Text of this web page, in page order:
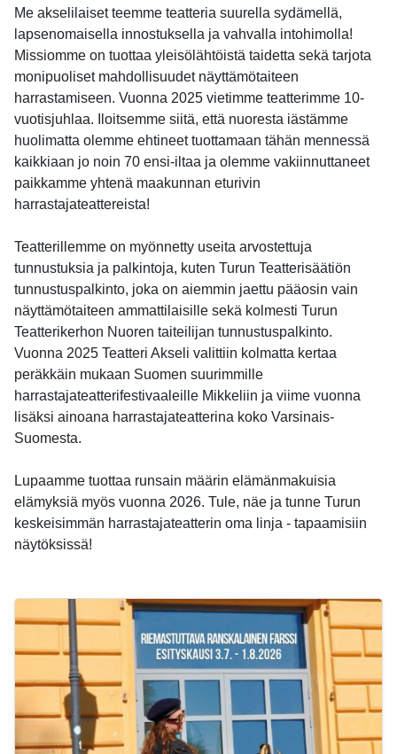
Me akselilaiset teemme teatteria suurella sydämellä,
lapsenomaisella innostuksella ja vahvalla intohimolla!
Missiomme on tuottaa yleisölähtöistä taidetta sekä tarjota
monipuoliset mahdollisuudet näyttämötaiteen
harrastamiseen. Vuonna 2025 vietimme teatterimme 10-
vuotisjuhlaa. Iloitsemme siitä, että nuoresta iästämme
huolimatta olemme ehtineet tuottamaan tähän mennessä
kaikkiaan jo noin 70 ensi-iltaa ja olemme vakiinnuttaneet
paikkamme yhtenä maakunnan eturivin
harrastajateattereista!
Teatterillemme on myönnetty useita arvostettuja
tunnustuksia ja palkintoja, kuten Turun Teatterisäätiön
tunnustuspalkinto, joka on aiemmin jaettu pääosin vain
näyttämötaiteen ammattilaisille sekä kolmesti Turun
Teatterikerhon Nuoren taiteilijan tunnustuspalkinto.
Vuonna 2025 Teatteri Akseli valittiin kolmatta kertaa
peräkkäin mukaan Suomen suurimmille
harrastajateatterifestivaaleille Mikkeliin ja viime vuonna
lisäksi ainoana harrastajateatterina koko Varsinais-
Suomesta.
Lupaamme tuottaa runsain määrin elämänmakuisia
elämyksiä myös vuonna 2026. Tule, näe ja tunne Turun
keskeisimmän harrastajateatterin oma linja - tapaamisiin
näytöksissä!